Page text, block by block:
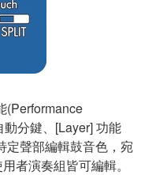
(Performance
分鍵、[Layer] 功能
定聲部編輯鼓音色，宛
者演奏組皆可編輯。